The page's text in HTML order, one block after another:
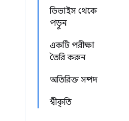
ডিভাইস থেকে
পড়ুন
একটি পরীক্ষা
তৈরি করুন
অতিরিক্ত সম্পদ
স্বীকৃতি